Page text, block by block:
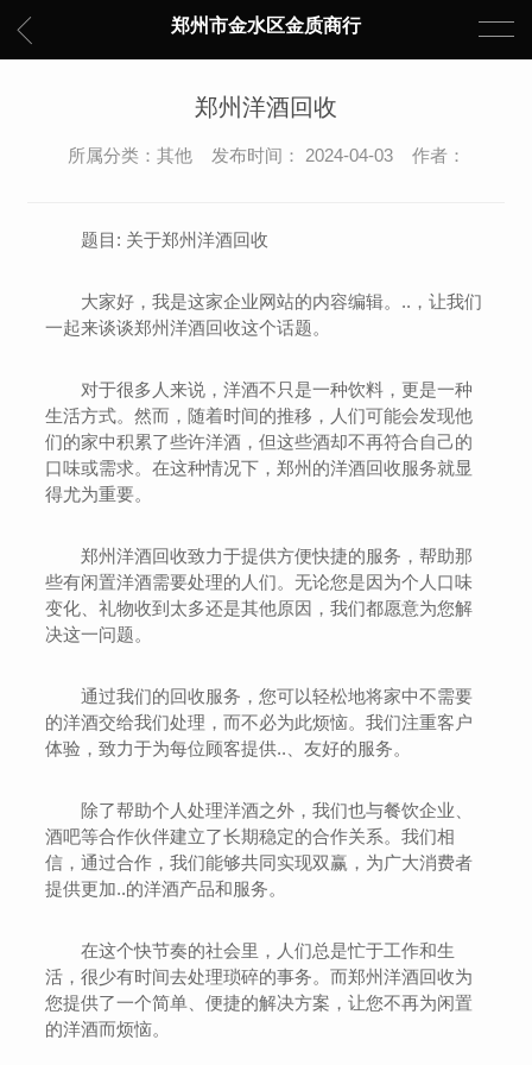
郑州市金水区金质商行
郑州洋酒回收
所属分类：其他 发布时间： 2024-04-03 作者：
题目: 关于郑州洋酒回收
大家好，我是这家企业网站的内容编辑。..，让我们
一起来谈谈郑州洋酒回收这个话题。
对于很多人来说，洋酒不只是一种饮料，更是一种
生活方式。然而，随着时间的推移，人们可能会发现他
们的家中积累了些许洋酒，但这些酒却不再符合自己的
口味或需求。在这种情况下，郑州的洋酒回收服务就显
得尤为重要。
郑州洋酒回收致力于提供方便快捷的服务，帮助那
些有闲置洋酒需要处理的人们。无论您是因为个人口味
变化、礼物收到太多还是其他原因，我们都愿意为您解
决这一问题。
通过我们的回收服务，您可以轻松地将家中不需要
的洋酒交给我们处理，而不必为此烦恼。我们注重客户
体验，致力于为每位顾客提供..、友好的服务。
除了帮助个人处理洋酒之外，我们也与餐饮企业、
酒吧等合作伙伴建立了长期稳定的合作关系。我们相
信，通过合作，我们能够共同实现双赢，为广大消费者
提供更加..的洋酒产品和服务。
在这个快节奏的社会里，人们总是忙于工作和生
活，很少有时间去处理琐碎的事务。而郑州洋酒回收为
您提供了一个简单、便捷的解决方案，让您不再为闲置
的洋酒而烦恼。